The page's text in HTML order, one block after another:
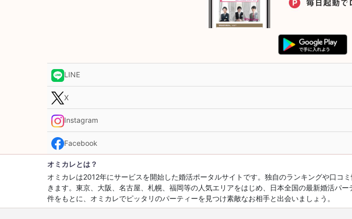
LINE
X
Instagram
Facebook
オミカレとは？
オミカレは2012年にサービスを開始した婚活ポータルサイトです。独自のランキングや口
きます。東京、大阪、名古屋、札幌、福岡等の人気エリアをはじめ、日本全国の最新婚活パ
件をもとに、オミカレでピッタリのパーティーを見つけ素敵なお相手と出会いましょう。